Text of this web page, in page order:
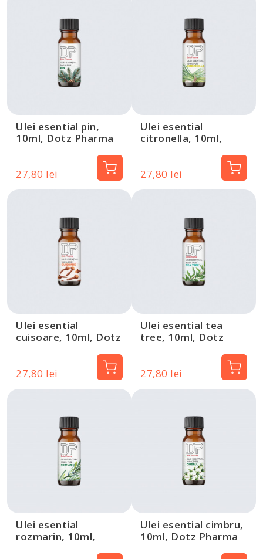
Ulei esential pin,
10ml, Dotz Pharma
27,80 lei
Ulei esential
citronella, 10ml,
27,80 lei
Ulei esential
cuisoare, 10ml, Dotz
27,80 lei
Ulei esential tea
tree, 10ml, Dotz
27,80 lei
Ulei esential
rozmarin, 10ml,
Ulei esential cimbru,
10ml, Dotz Pharma